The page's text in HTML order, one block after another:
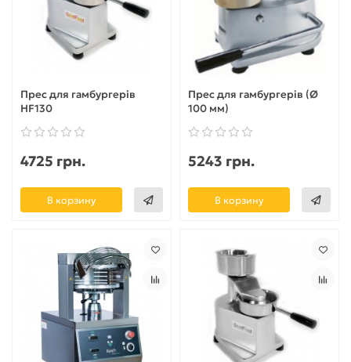
Прес для гамбургерів
HF130
4725 грн.
В корзину
Прес для гамбургерів (Ø
100 мм)
5243 грн.
В корзину